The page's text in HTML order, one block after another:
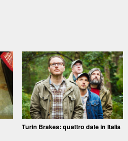
Turin Brakes: quattro date in Italia